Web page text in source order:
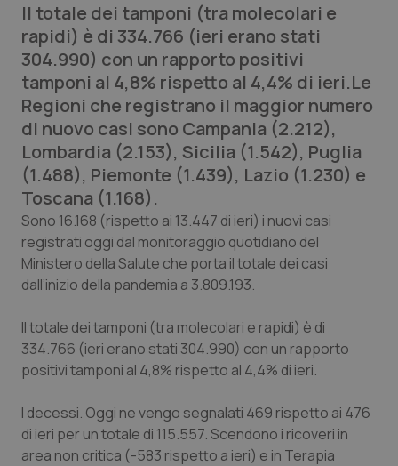
Lettere al direttore
Edizioni Regionali
QS Pro
Professionisti Sanitari.AI
Abruzzo
Basilicata
Campania
Emilia-Romagna
Friuli Venezia Giulia
QS Pro Gold
Artrite & artrosi
Car-T
Colesterolo & coronaropatie
Dermatite Atopica
QS Club Newsletter
Il totale dei tamponi (tra molecolari e
rapidi) è di 334.766 (ieri erano stati
304.990) con un rapporto positivi
tamponi al 4,8% rispetto al 4,4% di ieri.Le
Regioni che registrano il maggior numero
di nuovo casi sono Campania (2.212),
Lombardia (2.153), Sicilia (1.542), Puglia
(1.488), Piemonte (1.439), Lazio (1.230) e
Toscana (1.168).
Sono 16.168 (rispetto ai 13.447 di ieri) i nuovi casi
registrati oggi dal monitoraggio quotidiano del
Ministero della Salute che porta il totale dei casi
dall’inizio della pandemia a 3.809.193.
Il totale dei tamponi (tra molecolari e rapidi) è di
334.766 (ieri erano stati 304.990) con un rapporto
positivi tamponi al 4,8% rispetto al 4,4% di ieri.
I decessi. Oggi ne vengo segnalati 469 rispetto ai 476
di ieri per un totale di 115.557. Scendono i ricoveri in
area non critica (-583 rispetto a ieri) e in Terapia